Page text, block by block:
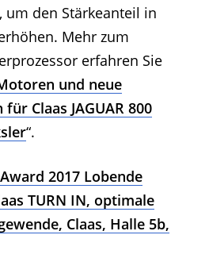
um den Stärkeanteil in
Mehr zum
erfahren Sie
und neue
Claas JAGUAR 800
“.
2017 Lobende
TURN IN, optimale
Claas, Halle 5b,